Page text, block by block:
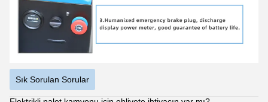
Sık Sorulan Sorular